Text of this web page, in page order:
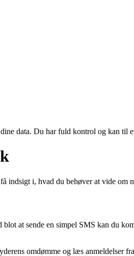
data. Du har fuld kontrol og kan til
i, hvad du behøver at vide om
at sende en simpel SMS kan du
omdømme og læs anmeldelser